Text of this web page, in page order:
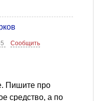
Сообщить
Пишите про
средство, а по